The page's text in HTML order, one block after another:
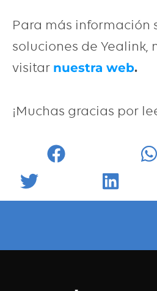
Para más información
soluciones de Yealink,
visitar nuestra web.
¡Muchas gracias por